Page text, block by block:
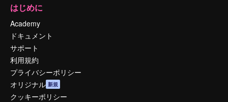
はじめに
Academy
ドキュメント
サポート
利用規約
プライバシーポリシー
オリジナル 新規
クッキーポリシー